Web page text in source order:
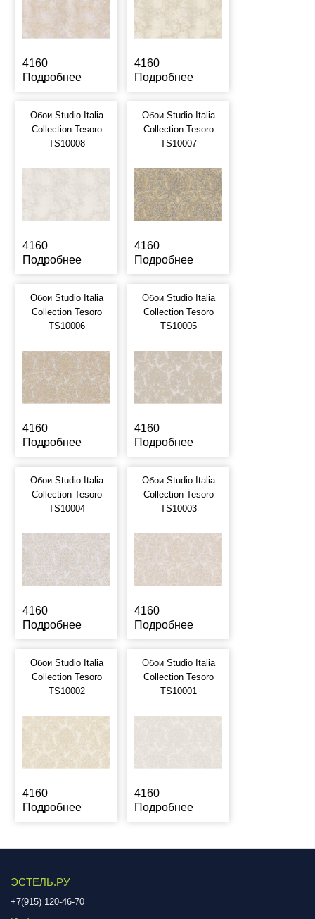
4160
Подробнее
4160
Подробнее
Обои Studio Italia
Collection Tesoro
TS10008
4160
Подробнее
Обои Studio Italia
Collection Tesoro
TS10007
4160
Подробнее
Обои Studio Italia
Collection Tesoro
TS10006
4160
Подробнее
Обои Studio Italia
Collection Tesoro
TS10005
4160
Подробнее
Обои Studio Italia
Collection Tesoro
TS10004
4160
Подробнее
Обои Studio Italia
Collection Tesoro
TS10003
4160
Подробнее
Обои Studio Italia
Collection Tesoro
TS10002
4160
Подробнее
Обои Studio Italia
Collection Tesoro
TS10001
4160
Подробнее
ЭСТЕЛЬ.РУ
+7(915) 120-46-70